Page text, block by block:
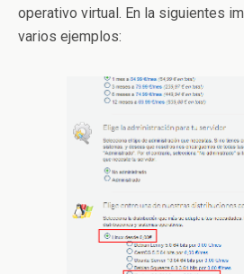
operativo virtual. En la siguientes
varios ejemplos: